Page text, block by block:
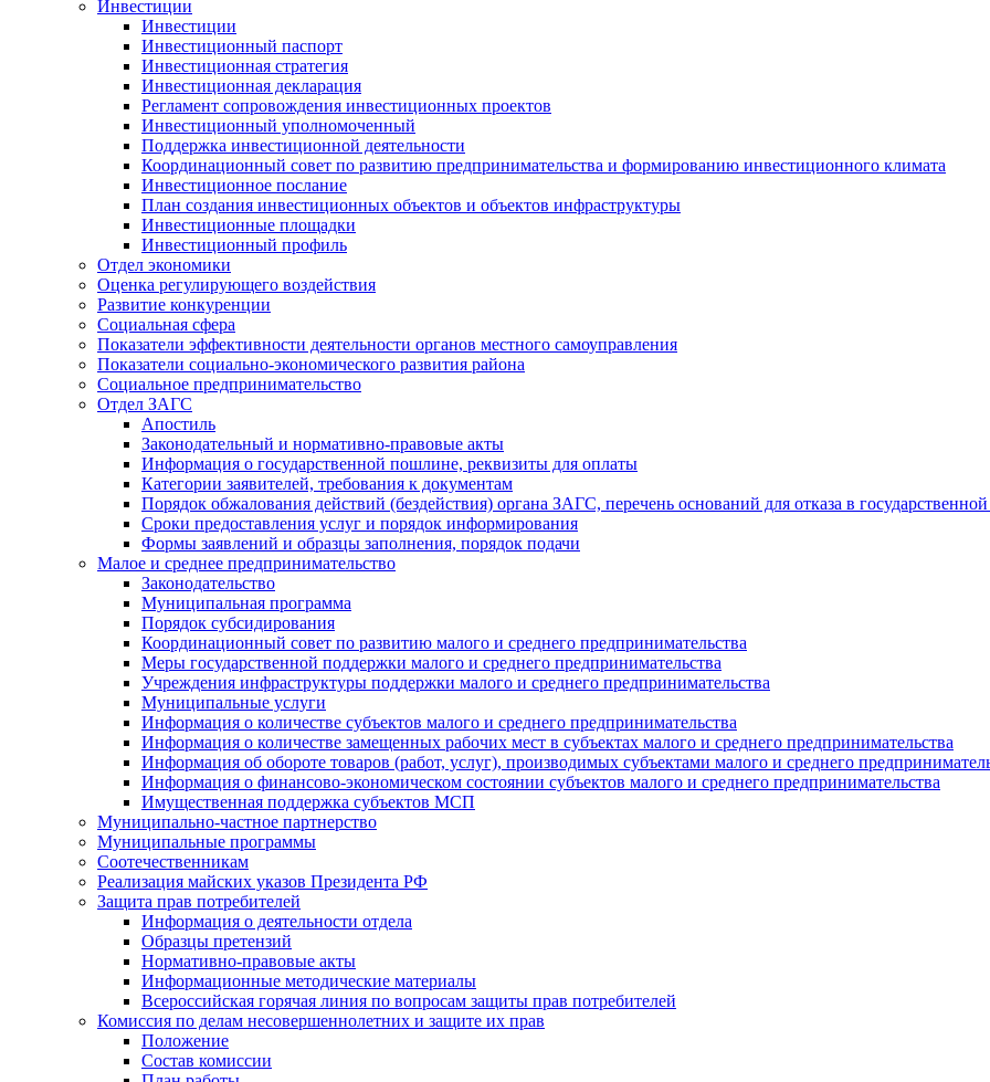
Инвестиции
Инвестиции
Инвестиционный паспорт
Инвестиционная стратегия
Инвестиционная декларация
Регламент сопровождения инвестиционных проектов
Инвестиционный уполномоченный
Поддержка инвестиционной деятельности
Координационный совет по развитию предпринимательства и формированию инвестиционного климата
Инвестиционное послание
План создания инвестиционных объектов и объектов инфраструктуры
Инвестиционные площадки
Инвестиционный профиль
Отдел экономики
Оценка регулирующего воздействия
Развитие конкуренции
Социальная сфера
Показатели эффективности деятельности органов местного самоуправления
Показатели социально-экономического развития района
Социальное предпринимательство
Отдел ЗАГС
Апостиль
Законодательный и нормативно-правовые акты
Информация о государственной пошлине, реквизиты для оплаты
Категории заявителей, требования к документам
Порядок обжалования действий (бездействия) органа ЗАГС, перечень оснований для отказа в
Сроки предоставления услуг и порядок информирования
Формы заявлений и образцы заполнения, порядок подачи
Малое и среднее предпринимательство
Законодательство
Муниципальная программа
Порядок субсидирования
Координационный совет по развитию малого и среднего предпринимательства
Меры государственной поддержки малого и среднего предпринимательства
Учреждения инфраструктуры поддержки малого и среднего предпринимательства
Муниципальные услуги
Информация о количестве субъектов малого и среднего предпринимательства
Информация о количестве замещенных рабочих мест в субъектах малого и среднего предпринимательства
Информация об обороте товаров (работ, услуг), производимых субъектами малого и среднего
Информация о финансово-экономическом состоянии субъектов малого и среднего предпринимательства
Имущественная поддержка субъектов МСП
Муниципально-частное партнерство
Муниципальные программы
Соотечественникам
Реализация майских указов Президента РФ
Защита прав потребителей
Информация о деятельности отдела
Образцы претензий
Нормативно-правовые акты
Информационные методические материалы
Всероссийская горячая линия по вопросам защиты прав потребителей
Комиссия по делам несовершеннолетних и защите их прав
Положение
Состав комиссии